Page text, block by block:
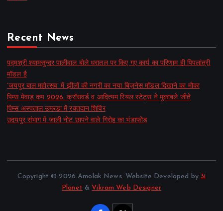
Recent News
पद्मश्री श्यामसुन्दर पालीवाल बोले धरातल पर किए गए कार्य का परिणाम ही पिपलांत्री
मॉडल है
‘जयपुर बाल महोत्सव’ में झीलों की नगरी का नया बिज़नेस मॉडल दिखाने का मौका
पिम्स मेवाड़ कप 2026: क्रॉसवर्ड व आदित्यम रियल स्टेट्स ने मुकाबले जीते
पिम्स अस्पताल उमरडा में रक्तदान शिविर
उदयपुर संभाग में जाली नोट छापने वाले गिरोह का भंडाफोड़
Copyright © 2026 Amolak News. Website Developed by 3i
Planet &Vikram Web Designer